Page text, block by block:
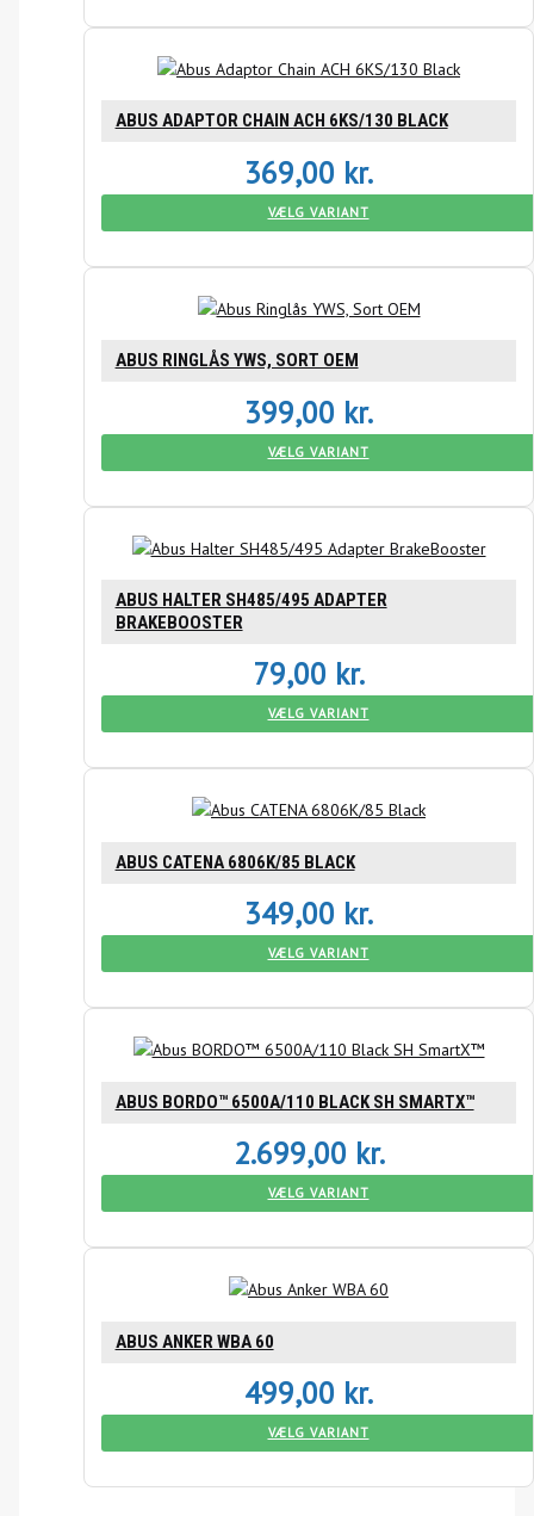
ABUS ADAPTOR CHAIN ACH 6KS/130 BLACK
369,00 kr.
VÆLG VARIANT
ABUS RINGLÅS YWS, SORT OEM
399,00 kr.
VÆLG VARIANT
ABUS HALTER SH485/495 ADAPTER
BRAKEBOOSTER
79,00 kr.
VÆLG VARIANT
ABUS CATENA 6806K/85 BLACK
349,00 kr.
VÆLG VARIANT
ABUS BORDO™ 6500A/110 BLACK SH SMARTX™
2.699,00 kr.
VÆLG VARIANT
ABUS ANKER WBA 60
499,00 kr.
VÆLG VARIANT